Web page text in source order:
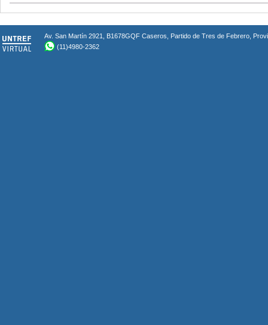
Av. San Martín 2921, B1678GQF Caseros, Partido de Tres de Febrero,
(11)4980-2362